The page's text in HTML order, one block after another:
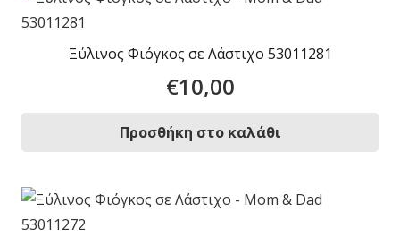
Ξύλινος Φιόγκος σε Λάστιχο 53011281
€10,00
Προσθήκη στο καλάθι